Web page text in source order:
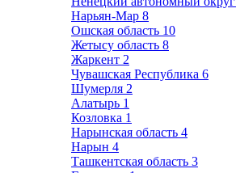
Нарьян-Мар 8
Ошская область 10
Жетысу область 8
Жаркент 2
Чувашская Республика 6
Шумерля 2
Алатырь 1
Козловка 1
Нарынская область 4
Нарын 4
Ташкентская область 3